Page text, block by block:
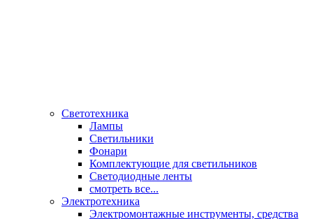
Светотехника
Лампы
Светильники
Фонари
Комплектующие для светильников
Светодиодные ленты
смотреть все...
Электротехника
Электромонтажные инструменты, средства